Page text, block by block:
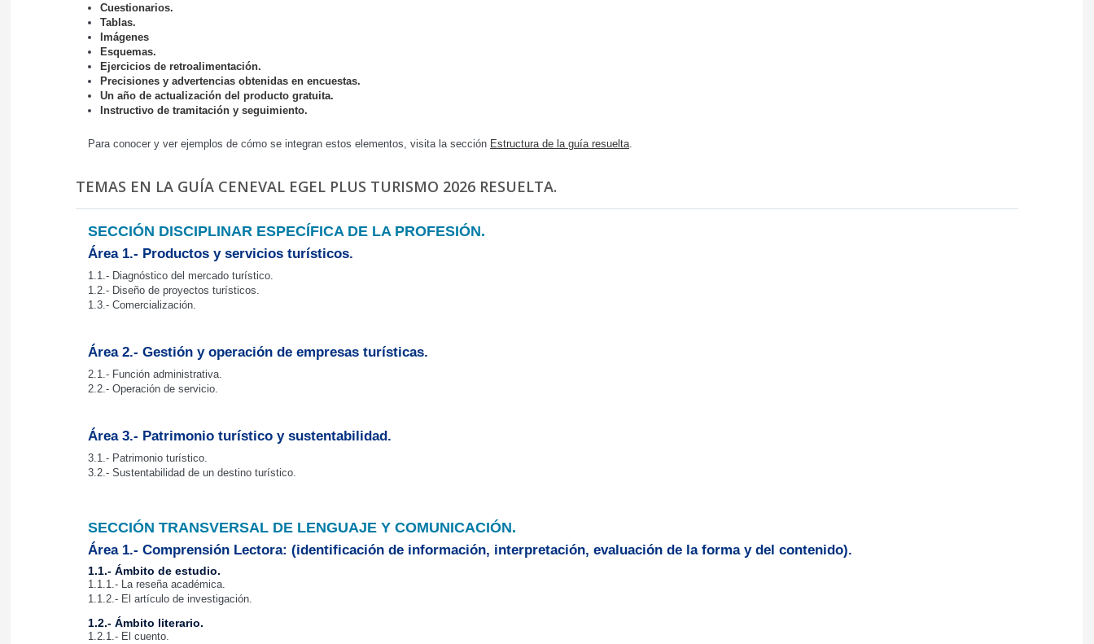
Cuestionarios.
Tablas.
Imágenes
Esquemas.
Ejercicios de retroalimentación.
Precisiones y advertencias obtenidas en encuestas.
Un año de actualización del producto gratuita.
Instructivo de tramitación y seguimiento.
Para conocer y ver ejemplos de cómo se integran estos elementos, visita la sección Estructura de la guía resuelta.
TEMAS EN LA GUÍA CENEVAL EGEL PLUS TURISMO 2026 RESUELTA.
SECCIÓN DISCIPLINAR ESPECÍFICA DE LA PROFESIÓN.
Área 1.- Productos y servicios turísticos.
1.1.- Diagnóstico del mercado turístico.
1.2.- Diseño de proyectos turísticos.
1.3.- Comercialización.
Área 2.- Gestión y operación de empresas turísticas.
2.1.- Función administrativa.
2.2.- Operación de servicio.
Área 3.- Patrimonio turístico y sustentabilidad.
3.1.- Patrimonio turístico.
3.2.- Sustentabilidad de un destino turístico.
SECCIÓN TRANSVERSAL DE LENGUAJE Y COMUNICACIÓN.
Área 1.- Comprensión Lectora: (identificación de información, interpretación, evaluación de la forma y del contenido).
1.1.- Ámbito de estudio.
1.1.1.- La reseña académica.
1.1.2.- El artículo de investigación.
1.2.- Ámbito literario.
1.2.1.- El cuento.